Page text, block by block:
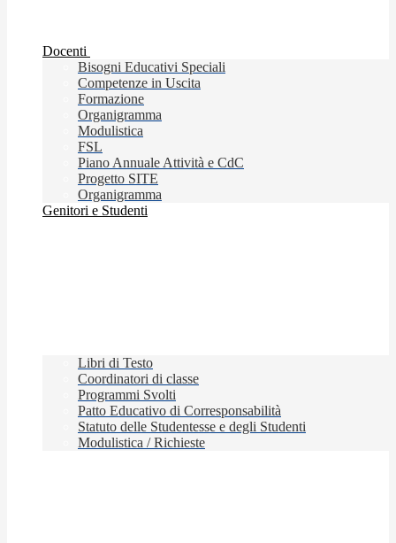
Docenti
Bisogni Educativi Speciali
Competenze in Uscita
Formazione
Organigramma
Modulistica
FSL
Piano Annuale Attività e CdC
Progetto SITE
Organigramma
Genitori e Studenti
Libri di Testo
Coordinatori di classe
Programmi Svolti
Patto Educativo di Corresponsabilità
Statuto delle Studentesse e degli Studenti
Modulistica / Richieste